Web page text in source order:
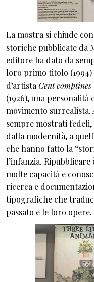
La mostra si chiude
storiche pubblicate da
editore ha dato da
loro primo titolo
d’artista Cent comptines
(1926), una
movimento surrealista.
sempre mostrati
dalla modernità, a
che hanno fatto la
l’infanzia. Ripubblicare
molte capacità e
ricerca e
tipografiche che
passato e le loro opere.